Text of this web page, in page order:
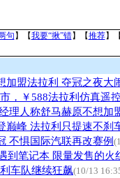
句 】【我要“揪”错】【推荐】
加盟法拉利 夺冠之夜大
，￥588法拉利仿真遥
理人称舒马赫原不想加
巅峰 法拉利只提速不刹
不惧国际汽联再改赛例
到笔记本 限量发售的火
车队继续狂飙(10/13